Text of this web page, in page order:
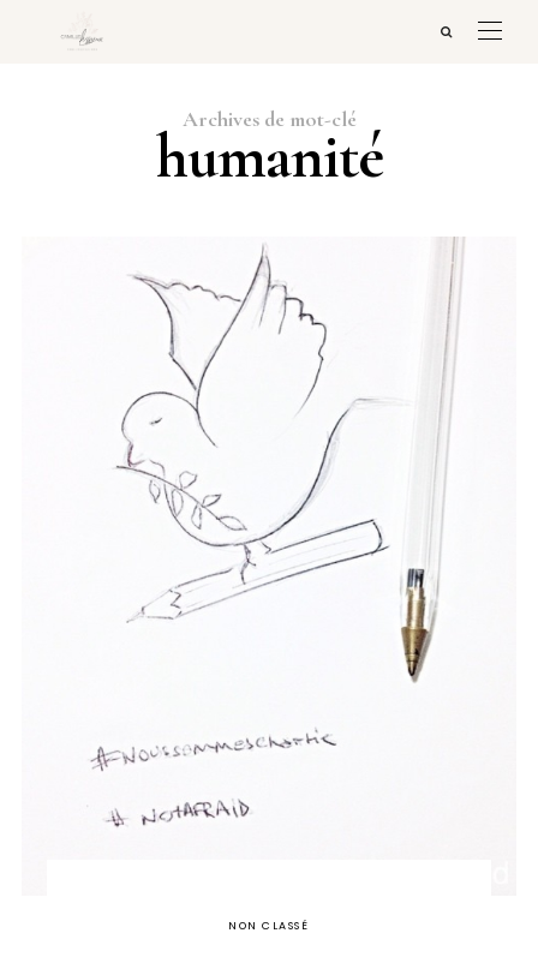
Archives de mot-clé
humanité
NON CLASSÉ